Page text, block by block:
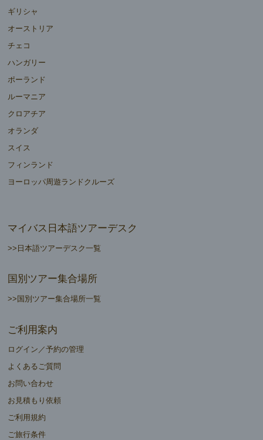
ギリシャ
オーストリア
チェコ
ハンガリー
ポーランド
ルーマニア
クロアチア
オランダ
スイス
フィンランド
ヨーロッパ周遊ランドクルーズ
マイバス日本語ツアーデスク
>>日本語ツアーデスク一覧
国別ツアー集合場所
>>国別ツアー集合場所一覧
ご利用案内
ログイン／予約の管理
よくあるご質問
お問い合わせ
お見積もり依頼
ご利用規約
ご旅行条件